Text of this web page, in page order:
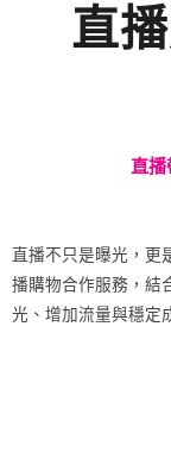
直
直播
直播不只是曝光，更
播購物合作服務，結
光、增加流量與穩定